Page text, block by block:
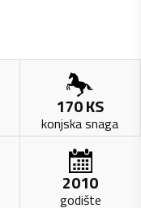
170KS
konjska snaga
2010
godište